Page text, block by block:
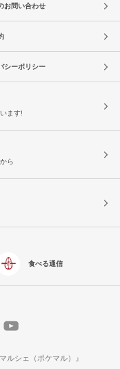
お問い合わせ
シーポリシー
ます!
ら
食べる通信
ルシェ（ポケマル）』